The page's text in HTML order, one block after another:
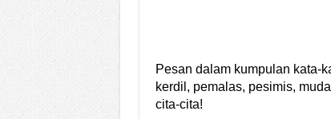
Pesan dalam kumpulan kata-
kerdil, pemalas, pesimis,
cita-cita!